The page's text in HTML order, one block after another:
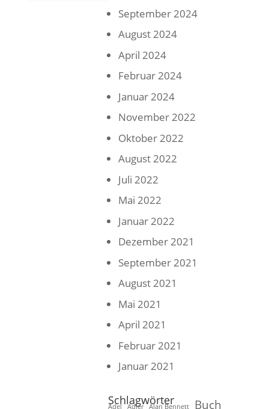
September 2024
August 2024
April 2024
Februar 2024
Januar 2024
November 2022
Oktober 2022
August 2022
Juli 2022
Mai 2022
Januar 2022
Dezember 2021
September 2021
August 2021
Mai 2021
April 2021
Februar 2021
Januar 2021
Schlagwörter
Adel Adler Alan Bennett Buch